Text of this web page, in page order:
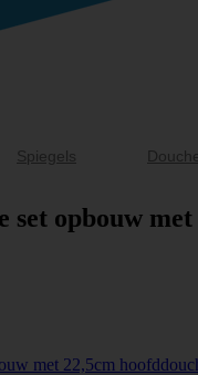
Spiegels
opbouw
met 22,5cm